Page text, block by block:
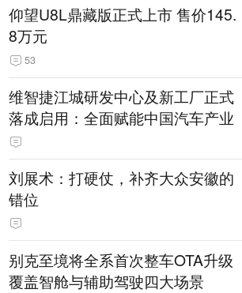
仰望U8L鼎藏版正式上市 售价145.
8万元
53
维智捷江城研发中心及新工厂正式
落成启用：全面赋能中国汽车产业
刘展术：打硬仗，补齐大众安徽的
错位
别克至境将全系首次整车OTA升级
覆盖智舱与辅助驾驶四大场景